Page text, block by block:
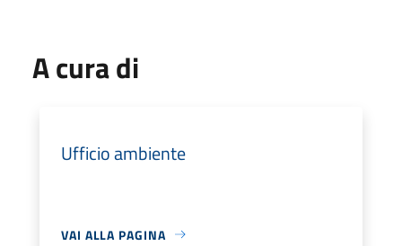
A cura di
Ufficio ambiente
VAI ALLA PAGINA